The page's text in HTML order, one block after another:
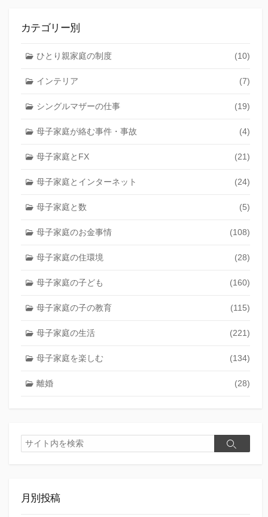
カテゴリー別
ひとり親家庭の制度 (10)
インテリア (7)
シングルマザーの仕事 (19)
母子家庭が絡む事件・事故 (4)
母子家庭とFX (21)
母子家庭とインターネット (24)
母子家庭と数 (5)
母子家庭のお金事情 (108)
母子家庭の住環境 (28)
母子家庭の子ども (160)
母子家庭の子の教育 (115)
母子家庭の生活 (221)
母子家庭を楽しむ (134)
離婚 (28)
検
索
検
月別投稿